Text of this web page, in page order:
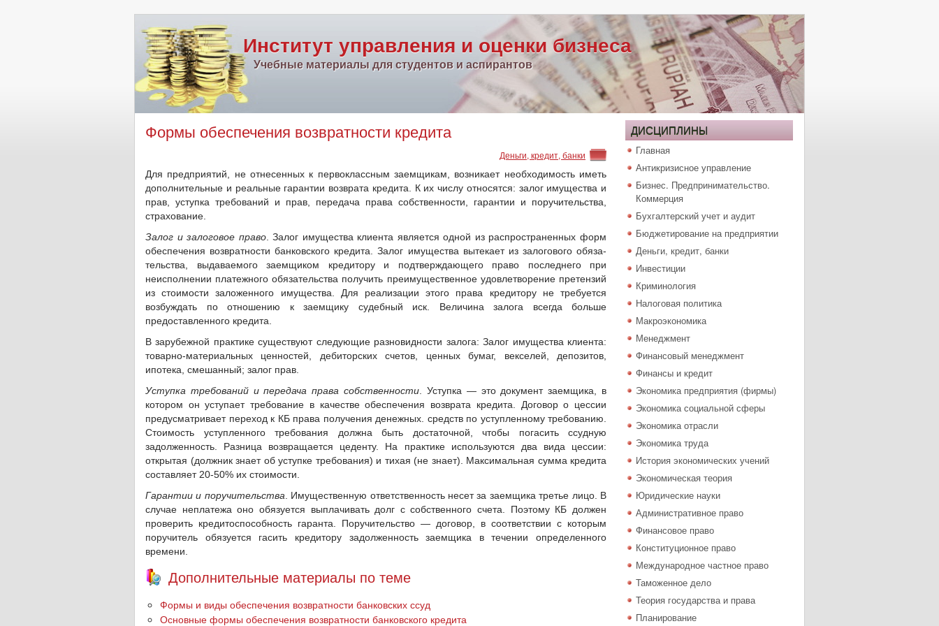
Институт управления и оценки бизнеса
Учебные материалы для студентов и аспирантов
Формы обеспечения возвратности кредита
Деньги, кредит, банки
Для предприятий, не отнесенных к первоклассным заемщи­кам, возникает необходимость иметь
дополнительные и реаль­ные гарантии возврата кредита. К их числу относятся: залог иму­щества и
прав, уступка требований и прав, передача права соб­ственности, гарантии и поручительства,
страхование.
Залог и залоговое право. Залог имущества клиента является одной из распространенных форм
обеспечения возвратности бан­ковского кредита. Залог имущества вытекает из залогового обяза­
тельства, выдаваемого заемщиком кредитору и подтверждающего право последнего при
неисполнении платежного обязательства получить преимущественное удовлетворение претензий
из стоимо­сти заложенного имущества. Для реализации этого права креди­тору не требуется
возбуждать по отношению к заемщику судебный иск. Величина залога всегда больше
предоставленного кредита.
В зарубежной практике существуют следующие разновидно­сти залога: Залог имущества клиента:
товарно-материальных ценностей, дебиторских счетов, ценных бумаг, векселей, депози­тов,
ипотека, смешанный; залог прав.
Уступка требований и передача права собственности . Ус­тупка — это документ заемщика, в
котором он уступает требова­ние в качестве обеспечения возврата кредита. Договор о цессии
предусматривает переход к КБ права получения денежных. средств по уступленному требованию.
Стоимость уступленного требования должна быть достаточной, чтобы погасить ссудную
задолженность. Разница возвращается цеденту. На практике ис­пользуются два вида цессии:
открытая (должник знает об уступ­ке требования) и тихая (не знает). Максимальная сумма кредита
составляет 20-50% их стоимости.
Гарантии и поручительства . Имущественную ответствен­ность несет за заемщика третье лицо. В
случае неплатежа оно обязуется выплачивать долг с собственного счета. Поэтому КБ должен
проверить кредитоспособность гаранта. Поручитель­ство — договор, в соответствии с которым
поручитель обязуется гасить кредитору задолженность заемщика в течении определен­ного
времени.
Дополнительные материалы по теме
Формы и виды обеспечения возвратности банковских ссуд
Основные формы обеспечения возвратности банковского кредита
ДИСЦИПЛИНЫ
Главная
Антикризисное управление
Бизнес. Предпринимательство.
Коммерция
Бухгалтерский учет и аудит
Бюджетирование на предприятии
Деньги, кредит, банки
Инвестиции
Криминология
Налоговая политика
Макроэкономика
Менеджмент
Финансовый менеджмент
Финансы и кредит
Экономика предприятия (фирмы)
Экономика социальной сферы
Экономика отрасли
Экономика труда
История экономических учений
Экономическая теория
Юридические науки
Административное право
Финансовое право
Конституционное право
Международное частное право
Таможенное дело
Теория государства и права
Планирование